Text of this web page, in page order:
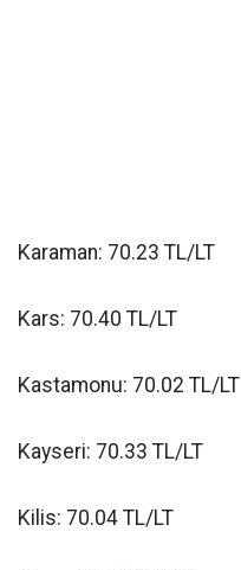
Karaman: 70.23 TL/LT
Kars: 70.40 TL/LT
Kastamonu: 70.02 TL/LT
Kayseri: 70.33 TL/LT
Kilis: 70.04 TL/LT